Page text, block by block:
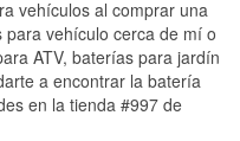
vehículos al comprar una
vehículo cerca de mí o
ATV, baterías para jardín
a encontrar la batería
en la tienda #997 de